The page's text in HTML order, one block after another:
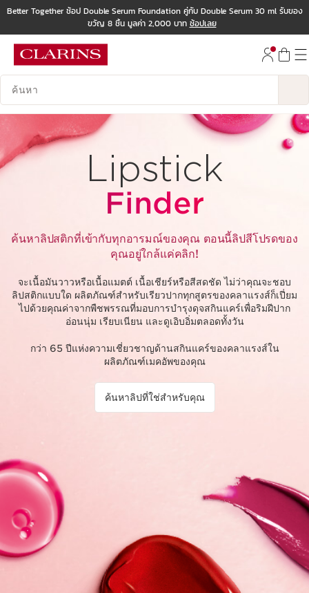
ข้ามไปยังเนื้อหา
ไปที่ส่วนท้าย
Better Together ช้อป Double Serum Foundation คู่กับ Double Serum 30 ml รับของ
ขวัญ 8 ชิ้น มูลค่า 2,000 บาท ช้อปเลย
บันทึกข้อมูลค้นหา
Lipstick
Finder
ค้นหาลิปสติกที่เข้ากับทุกอารมณ์ของคุณ ตอนนี้ลิปสีโปรดของ
คุณอยู่ใกล้แค่คลิก!
จะเนื้อมันวาวหรือเนื้อแมตต์ เนื้อเชียร์หรือสีสดชัด ไม่ว่าคุณจะชอบ
ลิปสติกแบบใด ผลิตภัณฑ์สำหรับเรียวปากทุกสูตรของคลาแรงส์ก็เปี่ยม
ไปด้วยคุณค่าจากพืชพรรณที่มอบการบำรุงดุจสกินแคร์เพื่อริมฝีปาก
อ่อนนุ่ม เรียบเนียน และดูเอิบอิ่มตลอดทั้งวัน
กว่า 65 ปีแห่งความเชี่ยวชาญด้านสกินแคร์ของคลาแรงส์ใน
ผลิตภัณฑ์เมคอัพของคุณ
ค้นหาลิปที่ใช่สำหรับคุณ